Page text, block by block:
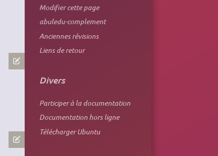
Modifier cette page
abuledu-complement
Anciennes révisions
Liens de retour
Divers
Participer à la documentation
Documentation hors ligne
Télécharger Ubuntu